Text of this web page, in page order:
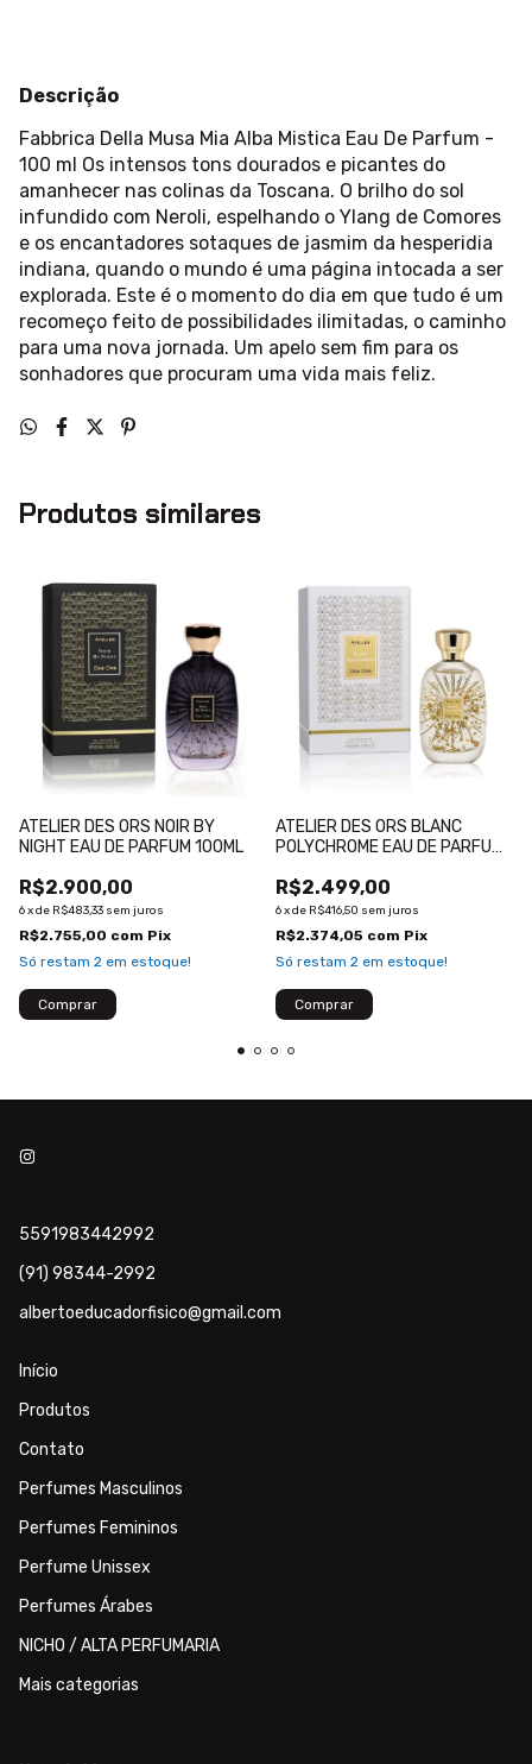
Descrição
Fabbrica Della Musa Mia Alba Mistica Eau De Parfum -
100 ml Os intensos tons dourados e picantes do
amanhecer nas colinas da Toscana. O brilho do sol
infundido com Neroli, espelhando o Ylang de Comores
e os encantadores sotaques de jasmim da hesperidia
indiana, quando o mundo é uma página intocada a ser
explorada. Este é o momento do dia em que tudo é um
recomeço feito de possibilidades ilimitadas, o caminho
para uma nova jornada. Um apelo sem fim para os
sonhadores que procuram uma vida mais feliz.
Produtos similares
ATELIER DES ORS NOIR BY
NIGHT EAU DE PARFUM 100ML
R$2.900,00
6xde R$483,33 sem juros
R$2.755,00 com Pix
Só restam 2 em estoque!
ATELIER DES ORS BLANC
POLYCHROME EAU DE PARFUM
R$2.499,00
6xde R$416,50 sem juros
R$2.374,05 com Pix
Só restam 2 em estoque!
5591983442992
(91) 98344-2992
albertoeducadorfisico@gmail.com
Início
Produtos
Contato
Perfumes Masculinos
Perfumes Femininos
Perfume Unissex
Perfumes Árabes
NICHO / ALTA PERFUMARIA
Mais categorias